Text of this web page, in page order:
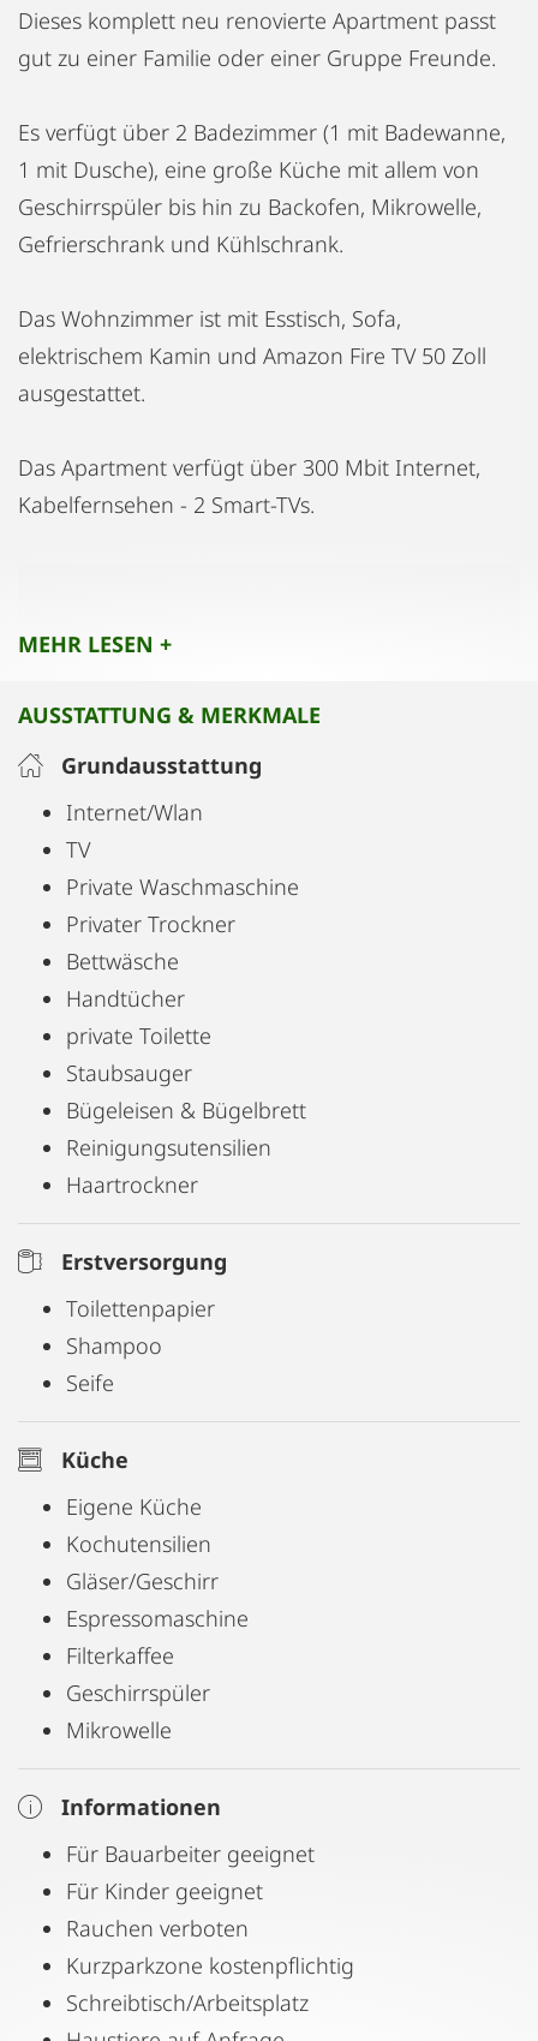
Dieses komplett neu renovierte Apartment passt
gut zu einer Familie oder einer Gruppe Freunde.
Es verfügt über 2 Badezimmer (1 mit Badewanne,
1 mit Dusche), eine große Küche mit allem von
Geschirrspüler bis hin zu Backofen, Mikrowelle,
Gefrierschrank und Kühlschrank.
Das Wohnzimmer ist mit Esstisch, Sofa,
elektrischem Kamin und Amazon Fire TV 50 Zoll
ausgestattet.
Das Apartment verfügt über 300 Mbit Internet,
Kabelfernsehen - 2 Smart-TVs.
einem 140 cm Doppelbett, 1 Schlafzimmer mit
mit 160 cm Doppelbett und 1 mit einem 90 cm
großen Einzelbett (das zu einem Doppelbett
erweitert werden kann).
MEHR LESEN +
AUSSTATTUNG & MERKMALE
Grundausstattung
Internet/Wlan
TV
Private Waschmaschine
Privater Trockner
Bettwäsche
Handtücher
private Toilette
Staubsauger
Bügeleisen & Bügelbrett
Reinigungsutensilien
Haartrockner
Erstversorgung
Toilettenpapier
Shampoo
Seife
Küche
Eigene Küche
Kochutensilien
Gläser/Geschirr
Espressomaschine
Filterkaffee
Geschirrspüler
Mikrowelle
Informationen
Für Bauarbeiter geeignet
Für Kinder geeignet
Rauchen verboten
Kurzparkzone kostenpflichtig
Schreibtisch/Arbeitsplatz